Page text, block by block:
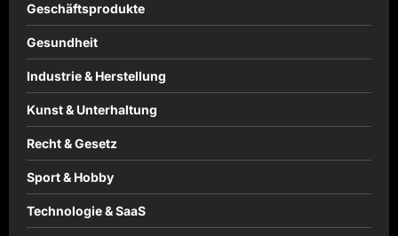
Geschäftsprodukte
Gesundheit
Industrie & Herstellung
Kunst & Unterhaltung
Recht & Gesetz
Sport & Hobby
Technologie & SaaS